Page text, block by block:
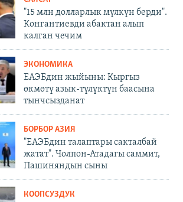
"15 млн долларлык мүлкүн берди".
Конгантиевди абактан алып
калган чечим
ЭКОНОМИКА
ЕАЭБдин жыйыны: Кыргыз
өкмөтү азык-түлүктүн баасына
тынчсызданат
БОРБОР АЗИЯ
"ЕАЭБдин талаптары сакталбай
жатат". Чолпон-Атадагы саммит,
Пашиняндын сыны
КООПСУЗДУК